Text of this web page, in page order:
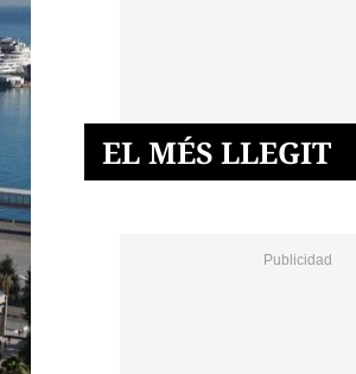
EL MÉS LLEGIT